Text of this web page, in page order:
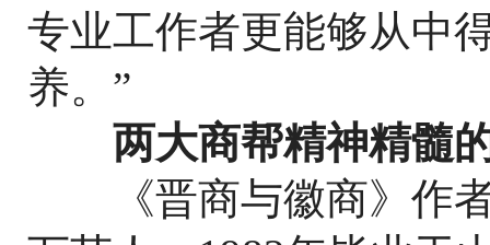
专业工作者更能够从中
养。”
两大商帮精神精髓
《晋商与徽商》作者